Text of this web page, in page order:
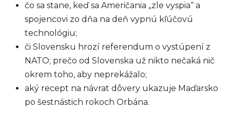
čo sa stane, keď sa Američania „zle vyspia“ a
spojencovi zo dňa na deň vypnú kľúčovú
technológiu;
či Slovensku hrozí referendum o vystúpení z
NATO; prečo od Slovenska už nikto nečaká nič
okrem toho, aby neprekážalo;
aký recept na návrat dôvery ukazuje Maďarsko
po šestnástich rokoch Orbána.